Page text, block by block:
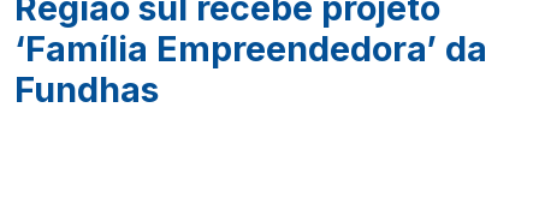
‘Família Empreendedora’ da
Fundhas